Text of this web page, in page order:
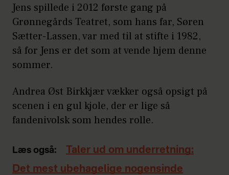
Jens spillede i 2012 første gang på
Grønnegårds Teatret, som hans far, Søren
Sætter-Lassen, var med til at stifte i 1982,
så for Jens er det som at vende hjem denne
sommer.
Andrea Øst Birkkjær vækker også opsigt på
scenen i en gul kjole, der er lige så
fandenivolsk som hendes rolle.
Læs også:
Taler ud om underretning:
Det mest ubehagelige nogensinde